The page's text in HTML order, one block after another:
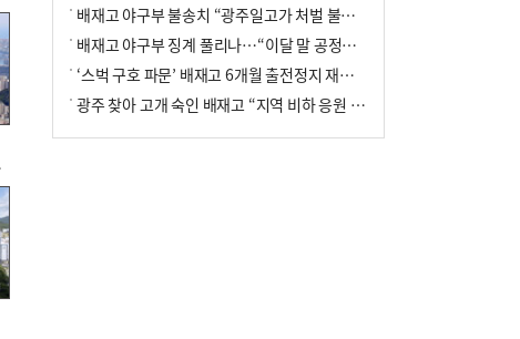
배재고 야구부 불송치 “광주일고가 처벌 불원 의사 표해”
배재고 야구부 징계 풀리나…“이달 말 공정위서 재심의”
‘스벅 구호 파문’ 배재고 6개월 출전정지 재심 신청키로
광주 찾아 고개 숙인 배재고 “지역 비하 응원 잘못”(종합)